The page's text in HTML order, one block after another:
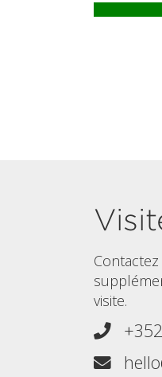
visite.